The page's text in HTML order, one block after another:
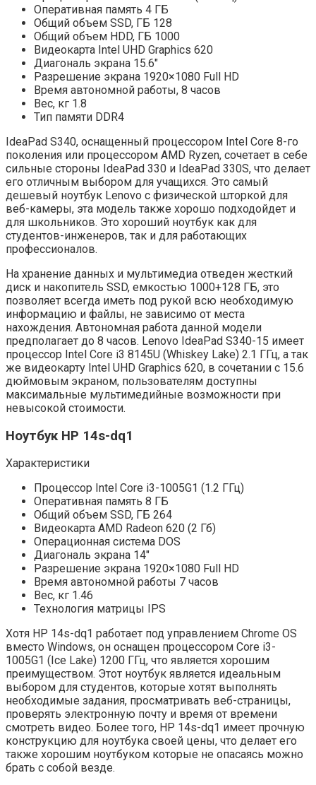
Оперативная память 4 ГБ
Общий объем SSD, ГБ 128
Общий объем HDD, ГБ 1000
Видеокарта Intel UHD Graphics 620
Диагональ экрана 15.6″
Разрешение экрана 1920×1080 Full HD
Время автономной работы, 8 часов
Вес, кг 1.8
Тип памяти DDR4
IdeaPad S340, оснащенный процессором Intel Core 8-го
поколения или процессором AMD Ryzen, сочетает в себе
сильные стороны IdeaPad 330 и IdeaPad 330S, что делает
его отличным выбором для учащихся. Это самый
дешевый ноутбук Lenovo с физической шторкой для
веб-камеры, эта модель также хорошо подходойдет и
для школьников. Это хороший ноутбук как для
студентов-инженеров, так и для работающих
профессионалов.
На хранение данных и мультимедиа отведен жесткий
диск и накопитель SSD, емкостью 1000+128 ГБ, это
позволяет всегда иметь под рукой всю необходимую
информацию и файлы, не зависимо от места
нахождения. Автономная работа данной модели
предполагает до 8 часов. Lenovo IdeaPad S340-15 имеет
процессор Intel Core i3 8145U (Whiskey Lake) 2.1 ГГц, а так
же видеокарту Intel UHD Graphics 620, в сочетании с 15.6
дюймовым экраном, пользователям доступны
максимальные мультимедийные возможности при
невысокой стоимости.
Ноутбук HP 14s-dq1
Характеристики
Процессор Intel Core i3-1005G1 (1.2 ГГц)
Оперативная память 8 ГБ
Общий объем SSD, ГБ 264
Видеокарта AMD Radeon 620 (2 Гб)
Операционная система DOS
Диагональ экрана 14″
Разрешение экрана 1920×1080 Full HD
Время автономной работы 7 часов
Вес, кг 1.46
Технология матрицы IPS
Хотя HP 14s-dq1 работает под управлением Chrome OS
вместо Windows, он оснащен процессором Core i3-
1005G1 (Ice Lake) 1200 ГГц, что является хорошим
преимуществом. Этот ноутбук является идеальным
выбором для студентов, которые хотят выполнять
необходимые задания, просматривать веб-страницы,
проверять электронную почту и время от времени
смотреть видео. Более того, HP 14s-dq1 имеет прочную
конструкцию для ноутбука своей цены, что делает его
также хорошим ноутбуком которые не опасаясь можно
брать с собой везде.